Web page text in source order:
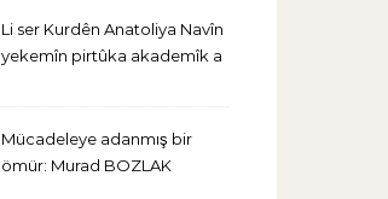
Li ser Kurdên Anatoliya Navîn
yekemîn pirtûka akademîk a
Mücadeleye adanmış bir
ömür: Murad BOZLAK